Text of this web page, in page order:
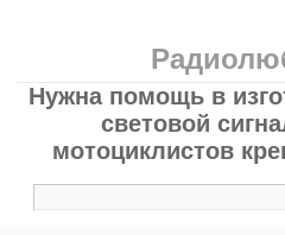
Нужна помощь в
световой
мотоциклистов